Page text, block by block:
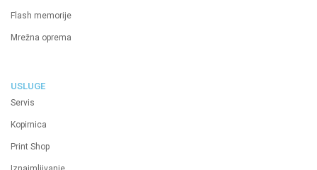
Flash memorije
Mrežna oprema
USLUGE
Servis
Kopirnica
Print Shop